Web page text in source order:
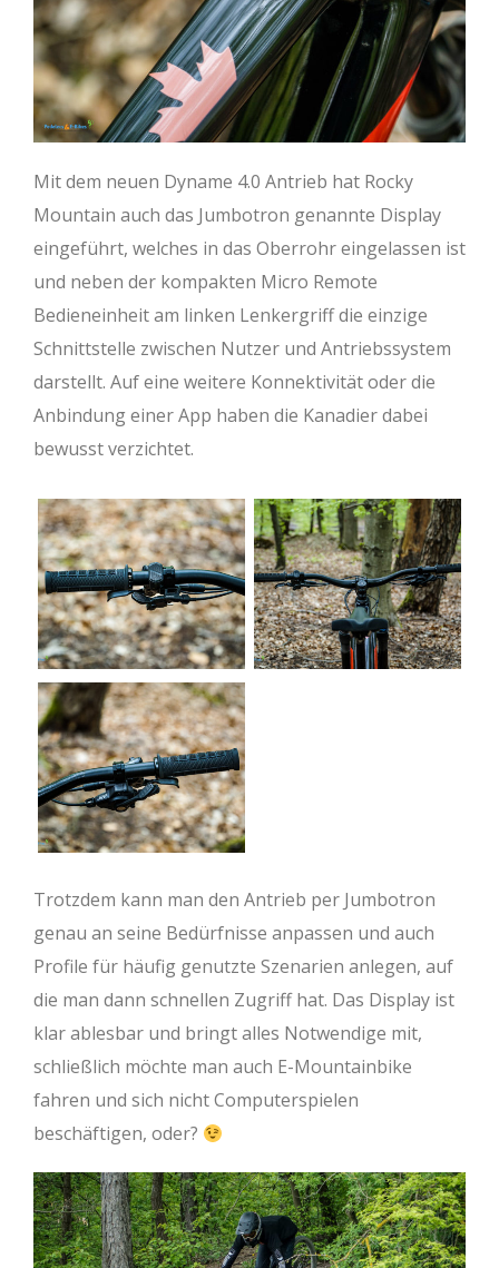
Mit dem neuen Dyname 4.0 Antrieb hat Rocky
Mountain auch das Jumbotron genannte Display
eingeführt, welches in das Oberrohr eingelassen ist
und neben der kompakten Micro Remote
Bedieneinheit am linken Lenkergriff die einzige
Schnittstelle zwischen Nutzer und Antriebssystem
darstellt. Auf eine weitere Konnektivität oder die
Anbindung einer App haben die Kanadier dabei
bewusst verzichtet.
Trotzdem kann man den Antrieb per Jumbotron
genau an seine Bedürfnisse anpassen und auch
Profile für häufig genutzte Szenarien anlegen, auf
die man dann schnellen Zugriff hat. Das Display ist
klar ablesbar und bringt alles Notwendige mit,
schließlich möchte man auch E-Mountainbike
fahren und sich nicht Computerspielen
beschäftigen, oder?